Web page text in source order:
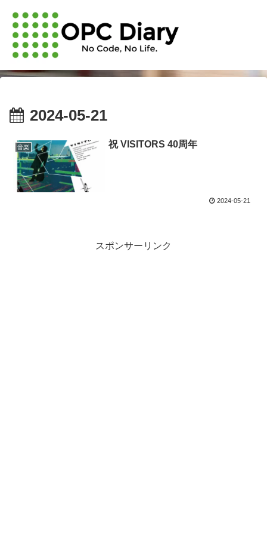
2024-05-21
音楽 祝 VISITORS 40周年
2024-05-21
スポンサーリンク